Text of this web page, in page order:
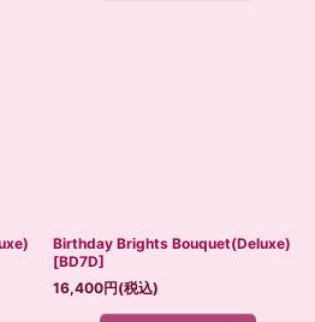
Birthday Brights Bouquet(Deluxe)
[BD7D]
16,400円(税込)